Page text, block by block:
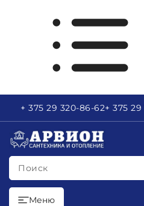
+ 375 29 320-86-62+ 375 29
Поиск
Меню